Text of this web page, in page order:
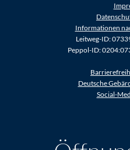
Informationen
Leitweg-ID:
Peppol-ID:
Deutsche
Social-